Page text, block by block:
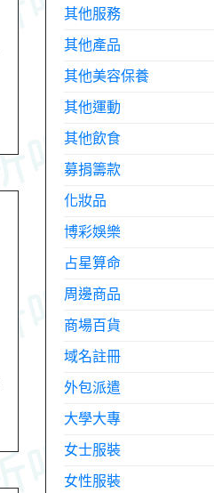
其他服務
其他產品
其他美容保養
其他運動
其他飲食
募捐籌款
化妝品
博彩娛樂
占星算命
周邊商品
商場百貨
域名註冊
外包派遣
大學大專
女士服裝
女性服裝